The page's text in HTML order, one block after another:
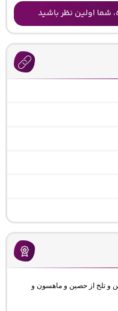
شما اولین نظر باشید
و تلخ از حصین و ماهسون و